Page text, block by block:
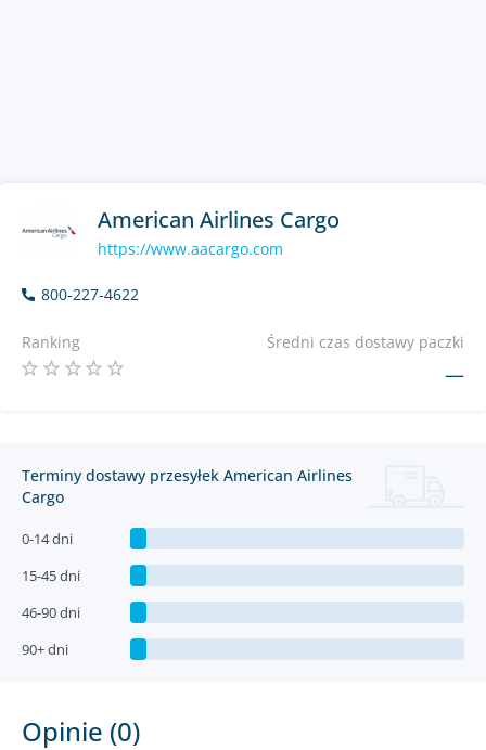
American Airlines Cargo
https://www.aacargo.com
800-227-4622
Ranking Średni czas dostawy paczki
—
Terminy dostawy przesyłek American Airlines
Cargo
0-14 dni
15-45 dni
46-90 dni
90+ dni
Opinie (0)